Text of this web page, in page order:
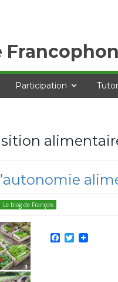
Participation
Le blog de François
Facebook
Twitter